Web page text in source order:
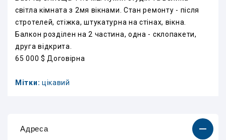
світла кімната з 2мя вікнами. Стан ремонту - після
стротелей, стіжка, штукатурна на стінах, вікна.
Балкон розділен на 2 частина, одна - склопакети,
друга відкрита.
65 000 $ Договірна
Мітки: цікавий
Адреса